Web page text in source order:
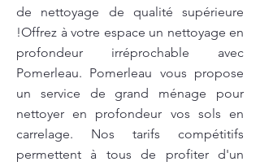
de nettoyage de qualité supérieure
!Offrez à votre espace un nettoyage en
profondeur irréprochable avec
Pomerleau. Pomerleau vous propose
un service de grand ménage pour
nettoyer en profondeur vos sols en
carrelage. Nos tarifs compétitifs
permettent à tous de profiter d'un